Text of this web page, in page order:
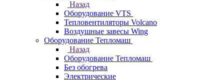
Назад
Оборудование VTS
Тепловентиляторы Volcano
Воздушные завесы Wing
Оборудование Тепломаш
Назад
Оборудование Тепломаш
Без обогрева
Электрические